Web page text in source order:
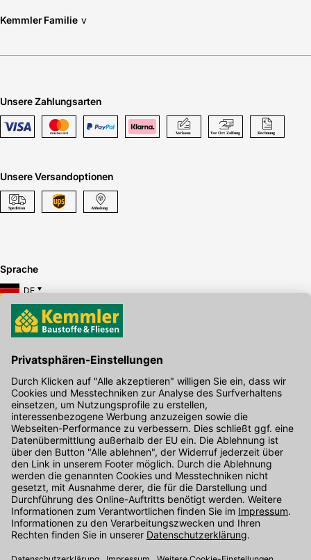
Kemmler Familie v
Unsere Zahlungsarten
Unsere Versandoptionen
Sprache
DE
Hier gibt's die kostenlose App
Kontakt
Unser Onlineshop Team ist montags bis freitags von 08:00 - 17:00
Uhr unter der Telefonnummer07071 / 151-151für Sie erreichbar.
Alternativ können Sie unser Kontaktformular nutzen.
Den Kontakt direkt in unsere Niederlassungen finden Sie